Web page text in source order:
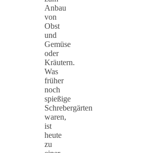
Anbau
von
Obst
und
Gemüse
oder
Kräutern.
Was
früher
noch
spießige
Schrebergärten
waren,
ist
heute
zu